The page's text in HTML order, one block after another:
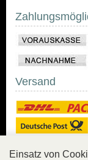
Versand
Einsatz von